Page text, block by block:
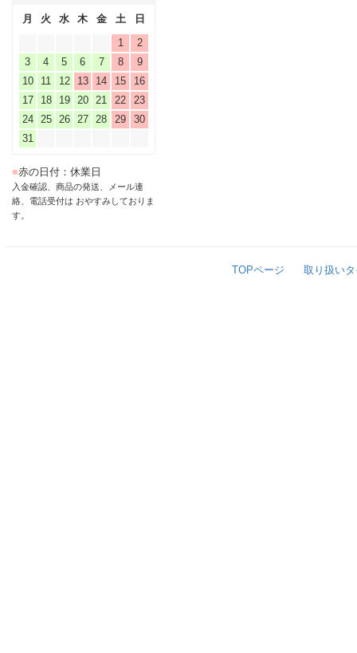
月 火 水 木 金 土
日
1
2
3
4 5 6 7 8
9
10
11 12 13 14 15
16
17
18 19 20 21 22
23
24
25 26 27 28 29
30
31
■赤の日付：休業日
入金確認、商品の発送、メール連
絡、電話受付は おやすみしておりま
す。
TOPページ 取り扱い